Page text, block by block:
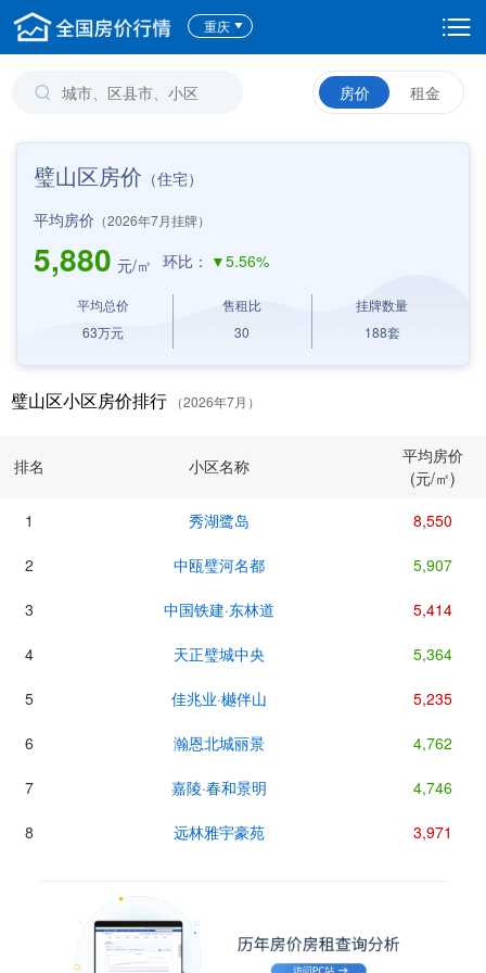
重庆
房价 租金
璧山区房价 （住宅）
平均房价 （2026年7月挂牌）
5,880 元/㎡ 环比： ▼5.56%
平均总价
63万元
售租比
30
挂牌数量
188套
璧山区小区房价排行 （2026年7月）
排名 小区名称
平均房价
(元/㎡)
1
秀湖鹭岛 8,550
2 中瓯璧河名都 5,907
3 中国铁建·东林道 5,414
4 天正璧城中央 5,364
5 佳兆业·樾伴山 5,235
6 瀚恩北城丽景 4,762
7 嘉陵·春和景明 4,746
8 远林雅宇豪苑 3,971